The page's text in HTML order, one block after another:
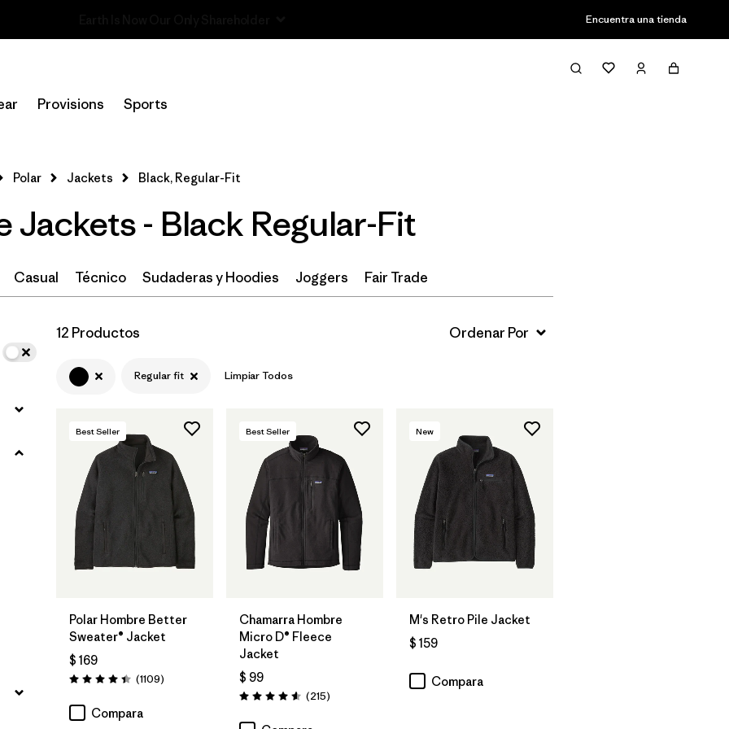
Encuentra una tienda
Provisions Sports
Filter & Sort
Selecciona una tienda
Filtrar por
Color
(12) (15) (13)
(7) (6)
(2)
Filtrar por
Características y procesos
1
Regular fit
(16)
Materiales y tejidos
Filtrar por
Filtrar por
Familia de productos
Polar Jackets Black, Regular-Fit
Jackets - Black Regular-Fit
Casual Técnico Sudaderas y Hoodies Joggers Fair Trade
12 Productos
Regular fit Limpiar Todos
Best Seller
Polar Hombre Better
Sweater® Jacket
$ 169
Valoración: 4.4 / 5
(1109Comentarios
)
Compara
Best Seller
Chamarra Hombre
Micro D® Fleece
Jacket
$ 99
Valoración: 4.6 / 5
(215Comentarios
)
New
M's Retro Pile Jacket
$ 159
Compara